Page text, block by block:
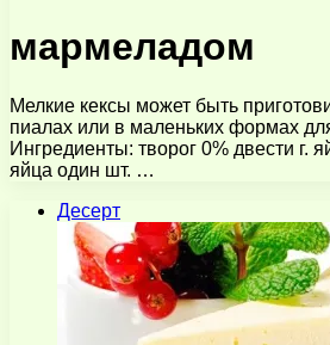
мармеладом
Мелкие кексы может быть
пиалах или в маленьких формах
Ингредиенты: творог 0% двести г.
яйца один шт. …
Десерт